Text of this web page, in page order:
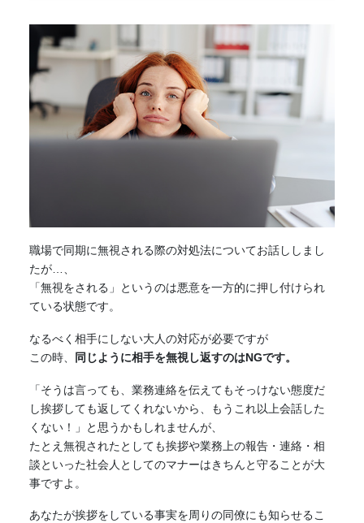
職場で同期に無視される際の対処法についてお話ししまし
たが…、
「無視をされる」というのは悪意を一方的に押し付けられ
ている状態です。
なるべく相手にしない大人の対応が必要ですが
この時、
同じように相手を無視し返すのはNGです。
「そうは言っても、業務連絡を伝えてもそっけない態度だ
し挨拶しても返してくれないから、もうこれ以上会話した
くない！」と思うかもしれませんが、
たとえ無視されたとしても挨拶や業務上の報告・連絡・相
談といった社会人としてのマナーはきちんと守ることが大
事ですよ。
あなたが挨拶をしている事実を周りの同僚にも知らせるこ